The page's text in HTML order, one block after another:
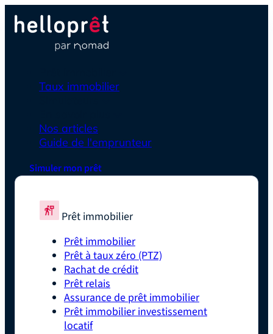
Taux immobilier
Nos articles
Guide de l'emprunteur
Simuler mon prêt
Prêt immobilier
Prêt immobilier
Prêt à taux zéro (PTZ)
Rachat de crédit
Prêt relais
Assurance de prêt immobilier
Prêt immobilier investissement
locatif